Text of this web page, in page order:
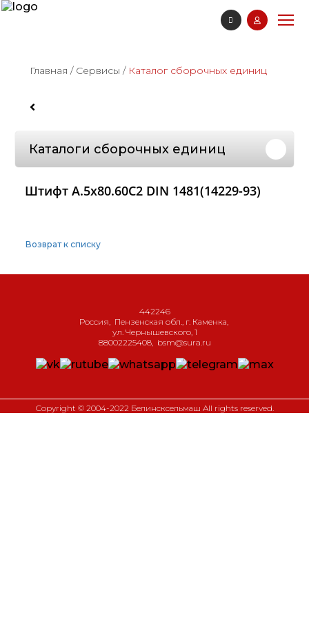
Главная / Сервисы / Каталог сборочных единиц
Каталоги сборочных единиц
Штифт А.5х80.60С2 DIN 1481(14229-93)
Возврат к списку
442246
Россия, Пензенская обл., г. Каменка,
ул. Чернышевского, 1
88002225408, bsm@sura.ru
Copyright © 2004-2022 Белинсксельмаш All rights reserved.